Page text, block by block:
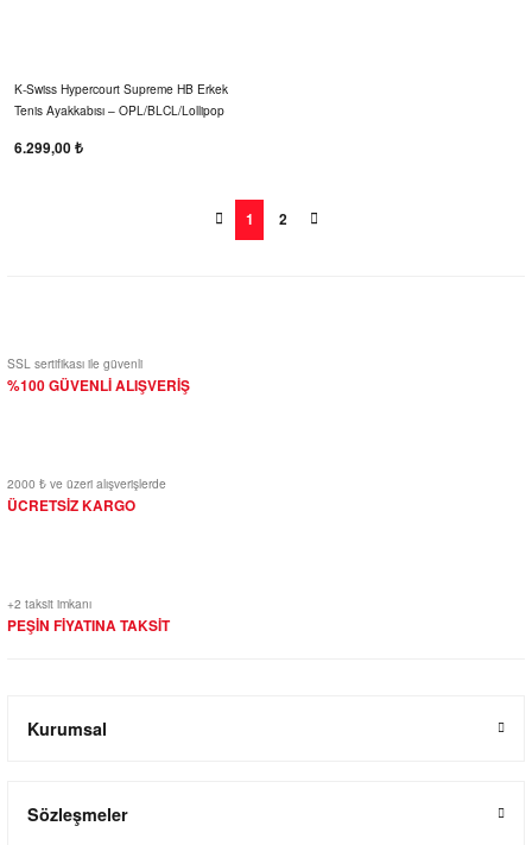
K-Swiss Hypercourt Supreme HB Erkek
Tenis Ayakkabısı – OPL/BLCL/Lollipop
6.299,00 ₺
1 2
SSL sertifikası ile güvenli
%100 GÜVENLİ ALIŞVERİŞ
2000 ₺ ve üzeri alışverişlerde
ÜCRETSİZ KARGO
+2 taksit imkanı
PEŞİN FİYATINA TAKSİT
Kurumsal
Sözleşmeler